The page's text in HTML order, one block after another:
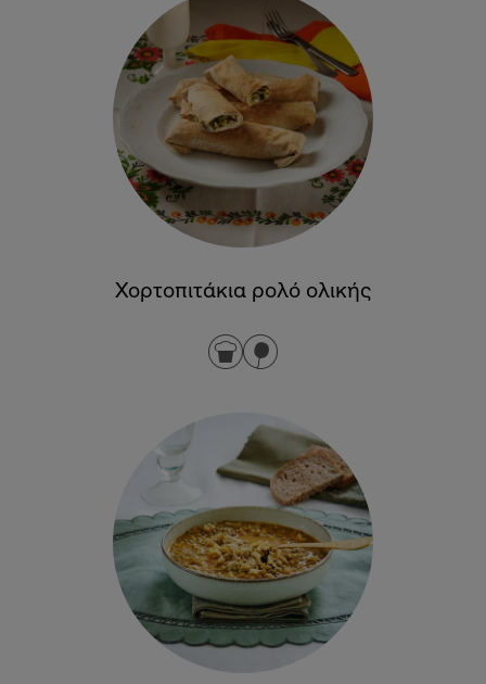
Χορτοπιτάκια ρολό ολικής